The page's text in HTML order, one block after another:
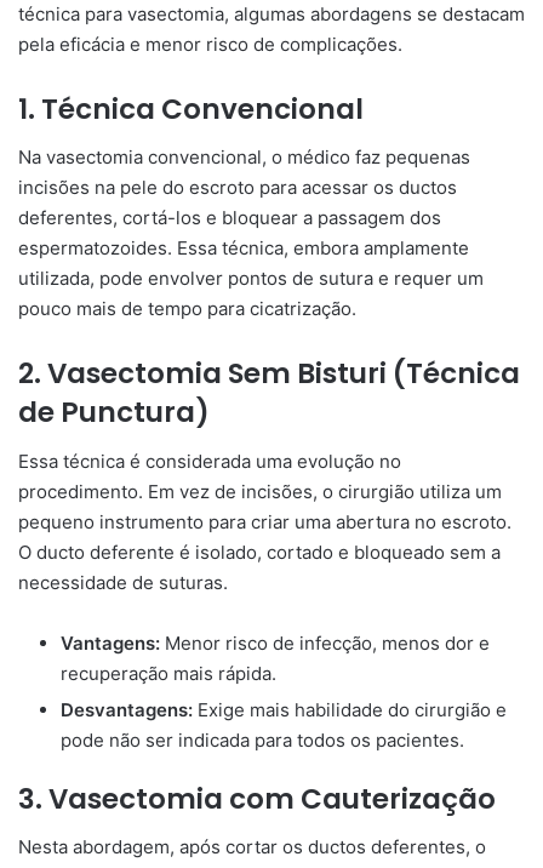
técnica para vasectomia, algumas abordagens se destacam
pela eficácia e menor risco de complicações.
1. Técnica Convencional
Na vasectomia convencional, o médico faz pequenas
incisões na pele do escroto para acessar os ductos
deferentes, cortá-los e bloquear a passagem dos
espermatozoides. Essa técnica, embora amplamente
utilizada, pode envolver pontos de sutura e requer um
pouco mais de tempo para cicatrização.
2. Vasectomia Sem Bisturi (Técnica
de Punctura)
Essa técnica é considerada uma evolução no
procedimento. Em vez de incisões, o cirurgião utiliza um
pequeno instrumento para criar uma abertura no escroto.
O ducto deferente é isolado, cortado e bloqueado sem a
necessidade de suturas.
Vantagens: Menor risco de infecção, menos dor e
recuperação mais rápida.
Desvantagens: Exige mais habilidade do cirurgião e
pode não ser indicada para todos os pacientes.
3. Vasectomia com Cauterização
Nesta abordagem, após cortar os ductos deferentes, o